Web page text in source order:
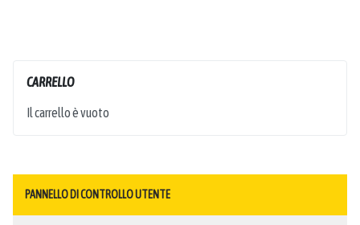
CARRELLO
Il carrello è vuoto
PANNELLO DI CONTROLLO UTENTE